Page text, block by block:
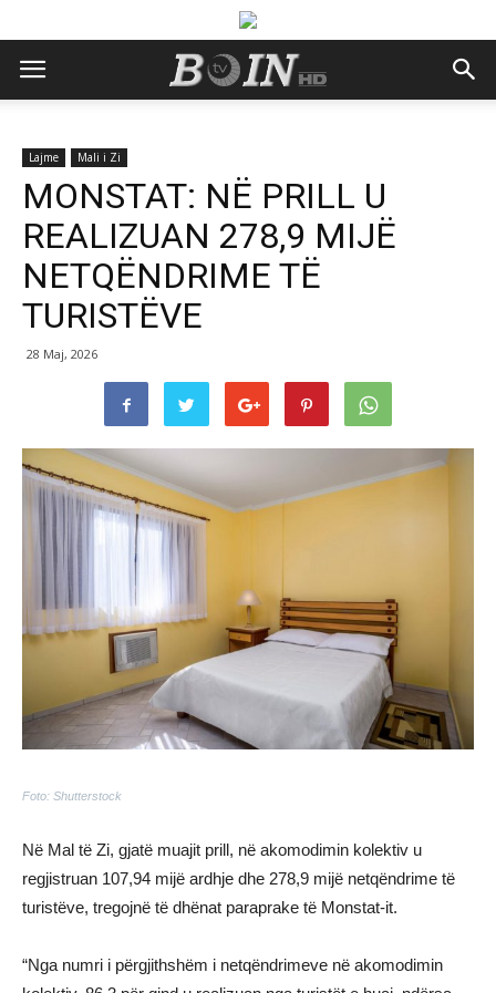
Lajme Mali i Zi
MONSTAT: NË PRILL U
REALIZUAN 278,9 MIJË
NETQËNDRIME TË
TURISTËVE
28 Maj, 2026
Foto: Shutterstock
Në Mal të Zi, gjatë muajit prill, në akomodimin kolektiv u
regjistruan 107,94 mijë ardhje dhe 278,9 mijë netqëndrime të
turistëve, tregojnë të dhënat paraprake të Monstat-it.
“Nga numri i përgjithshëm i netqëndrimeve në akomodimin